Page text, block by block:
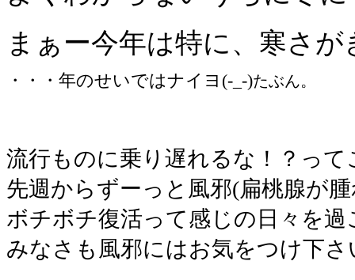
まぁー今年は特に、寒さ
・・・年のせいではナイヨ(-_-)たぶん。
流行ものに乗り遅れるな！？って
先週からずーっと風邪(扁桃腺が
ボチボチ復活って感じの日々を
みなさも風邪にはお気をつけ下さ